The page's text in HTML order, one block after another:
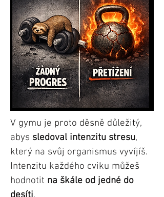
V gymu je proto děsně důležitý,
abys sledoval intenzitu stresu,
který na svůj organismus vyvíjíš.
Intenzitu každého cviku můžeš
hodnotit na škále od jedné do